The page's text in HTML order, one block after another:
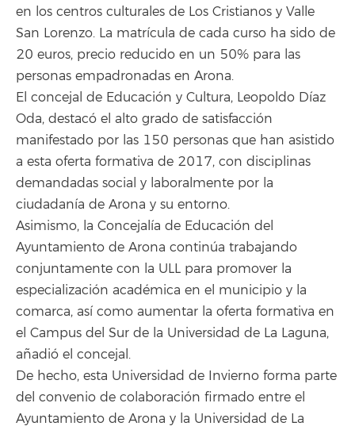
en los centros culturales de Los Cristianos y Valle
San Lorenzo. La matrícula de cada curso ha sido de
20 euros, precio reducido en un 50% para las
personas empadronadas en Arona.
El concejal de Educación y Cultura, Leopoldo Díaz
Oda, destacó el alto grado de satisfacción
manifestado por las 150 personas que han asistido
a esta oferta formativa de 2017, con disciplinas
demandadas social y laboralmente por la
ciudadanía de Arona y su entorno.
Asimismo, la Concejalía de Educación del
Ayuntamiento de Arona continúa trabajando
conjuntamente con la ULL para promover la
especialización académica en el municipio y la
comarca, así como aumentar la oferta formativa en
el Campus del Sur de la Universidad de La Laguna,
añadió el concejal.
De hecho, esta Universidad de Invierno forma parte
del convenio de colaboración firmado entre el
Ayuntamiento de Arona y la Universidad de La